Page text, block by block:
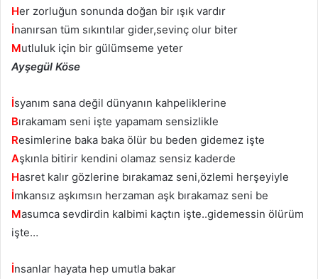
Her zorluğun sonunda doğan bir ışık vardır
İnanırsan tüm sıkıntılar gider,sevinç olur biter
Mutluluk için bir gülümseme yeter
Ayşegül Köse
İsyanım sana değil dünyanın kahpeliklerine
Bırakamam seni işte yapamam sensizlikle
Resimlerine baka baka ölür bu beden gidemez işte
Aşkınla bitirir kendini olamaz sensiz kaderde
Hasret kalır gözlerine bırakamaz seni,özlemi herşeyiyle
İmkansız aşkımsın herzaman aşk bırakamaz seni be
Masumca sevdirdin kalbimi kaçtın işte..gidemessin ölürüm
işte…
İnsanlar hayata hep umutla bakar